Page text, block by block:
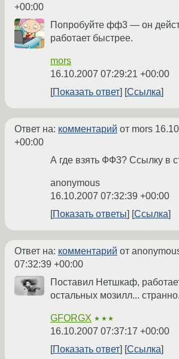
+00:00
Попробуйте фф3 — он
работает быстрее.
mors
16.10.2007 07:29:21 +00:00
Показать ответ
Ссылка
Ответ на: комментарий от mors
+00:00
А где взять ФФ3? Ссылку в
anonymous
16.10.2007 07:32:39 +00:00
Показать ответы
Ссылка
Ответ на: комментарий от
07:32:39 +00:00
Поставил Нетшкаф,
остальных мозилл...
GFORGX ★★★
16.10.2007 07:37:17 +00:00
Показать ответ
Ссылка